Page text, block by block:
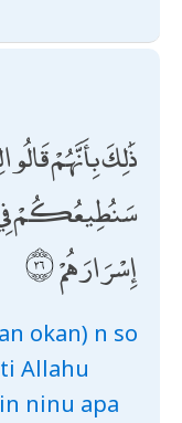
ذَٰلِكَ بِأَنَّهُمْ
سَنُطِيعُكُمْ فِي
إِسْرَارَهُمْ
okan) n so
Allahu
ninu apa